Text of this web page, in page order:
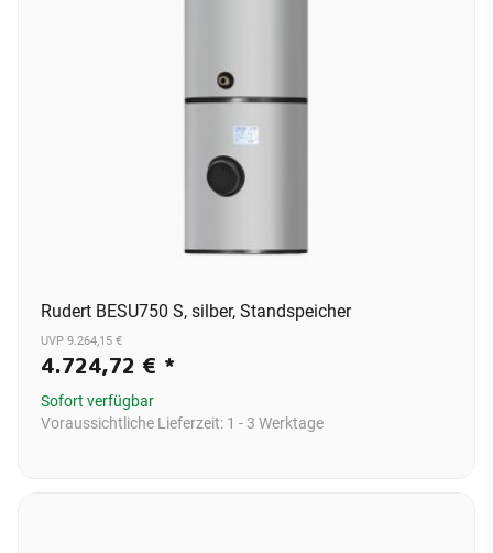
Rudert BESU750 S, silber, Standspeicher
UVP 9.264,15 €
4.724,72 € *
Sofort verfügbar
Voraussichtliche Lieferzeit: 1 - 3 Werktage